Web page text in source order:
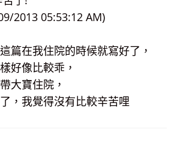
2013 05:53:12 AM)
篇在我住院的時候就寫好了，
好像比較乖，
大寶住院，
，我覺得沒有比較辛苦哩